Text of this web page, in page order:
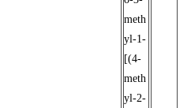
meth
yl-1-
[(4-
meth
yl-2-